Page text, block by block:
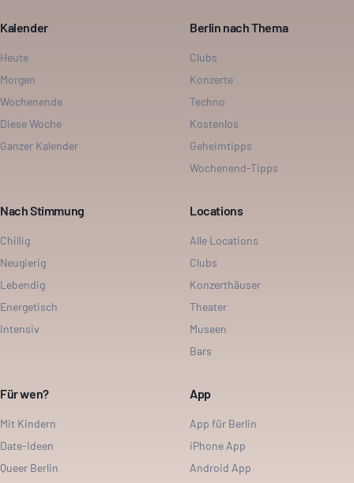
Kalender
Heute
Morgen
Wochenende
Diese Woche
Ganzer Kalender
Berlin nach Thema
Clubs
Konzerte
Techno
Kostenlos
Geheimtipps
Wochenend-Tipps
Nach Stimmung
Chillig
Neugierig
Lebendig
Energetisch
Intensiv
Locations
Alle Locations
Clubs
Konzerthäuser
Theater
Museen
Bars
Für wen?
Mit Kindern
Date-Ideen
Queer Berlin
App
App für Berlin
iPhone App
Android App